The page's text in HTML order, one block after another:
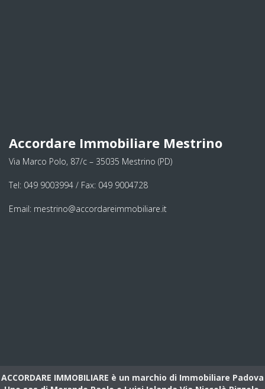
Accordare Immobiliare Mestrino
Via Marco Polo, 87/c – 35035 Mestrino (PD)
Tel: 049 9003994 / Fax: 049 9004728
Email: mestrino@accordareimmobiliare.it
ACCORDARE IMMOBILIARE è un marchio di Immobiliare Padova